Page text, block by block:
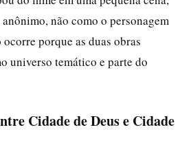
não como o personagem
porque as duas obras
universo temático e parte do
Cidade de Deus e Cidade